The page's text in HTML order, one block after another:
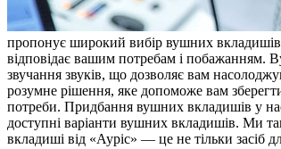
пропонує широкий вибір вушних
відповідає вашим потребам і побажанням.
звучання звуків, що дозволяє вам
розумне рішення, яке допоможе вам
потреби. Придбання вушних вкладишів у
доступні варіанти вушних вкладишів. Ми
вкладиші від «Ауріс» — це не тільки засіб